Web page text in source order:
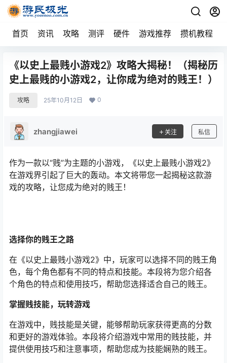
首页 资讯 攻略 测评 硬件 游戏推荐 攒机教程
《以史上最贱小游戏2》攻略大揭秘！（揭秘历
史上最贱的小游戏2，让你成为绝对的贱王！）
攻略 25年10月12日 0
zhangjiawei 关注 私信
作为一款以“贱”为主题的小游戏，《以史上最贱小游戏2》
在游戏界引起了巨大的轰动。本文将带您一起揭秘这款游
戏的攻略，让您成为绝对的贱王！
选择你的贱王之路
在《以史上最贱小游戏2》中，玩家可以选择不同的贱王角
色，每个角色都有不同的特点和技能。本段将为您介绍各
个角色的特点和使用技巧，帮助您选择适合自己的贱王。
掌握贱技能，玩转游戏
在游戏中，贱技能是关键，能够帮助玩家获得更高的分数
和更好的游戏体验。本段将介绍游戏中常用的贱技能，并
提供使用技巧和注意事项，帮助您成为技能娴熟的贱王。